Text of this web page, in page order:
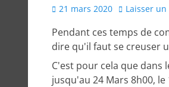
Posted
21 mars 2020 Laisser
Pendant ces temps de
dire qu'il faut se creuser
C'est pour cela que dans
jusqu'au 24 Mars 8h00,